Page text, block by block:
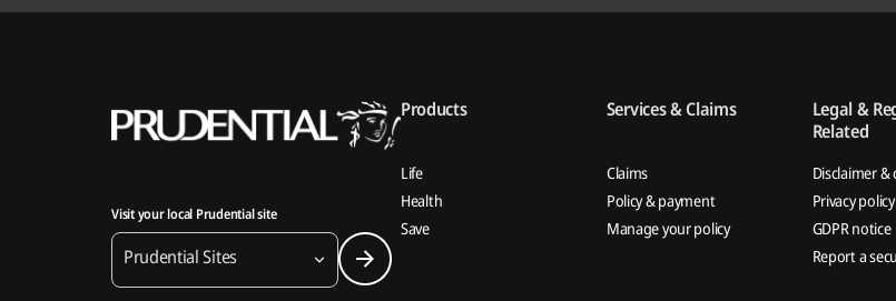
Visit your local Prudential site
Prudential Sites
Products
Life
Health
Save
Services & Claims
Claims
Policy & payment
Manage your policy
Legal &
Related
Disclaimer
Privacy policy
GDPR notice
Report a